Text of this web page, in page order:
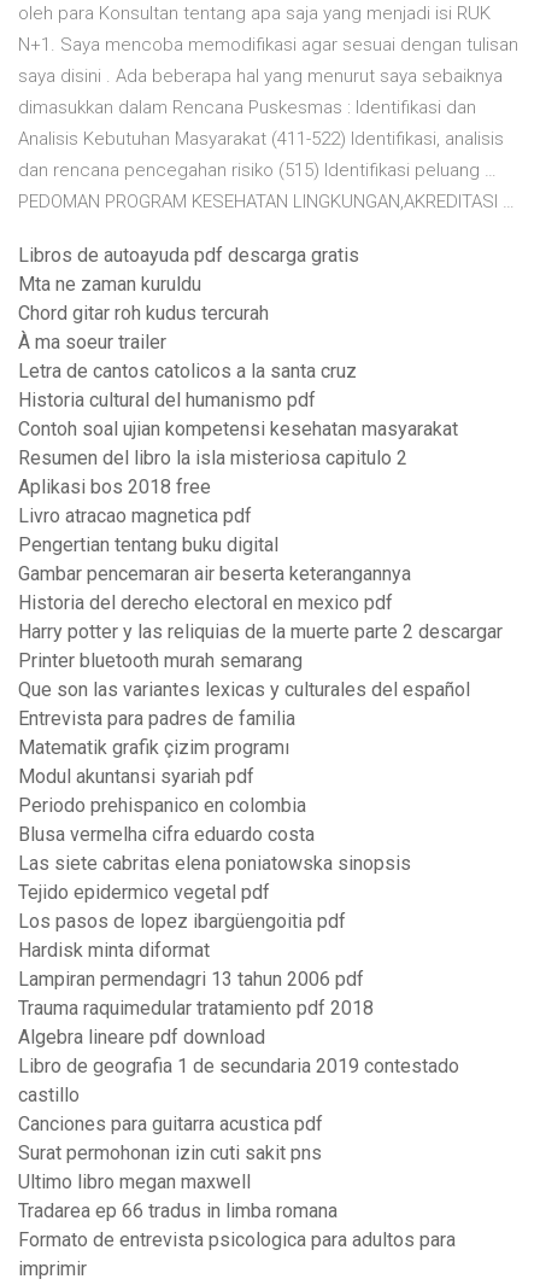
oleh para Konsultan tentang apa saja yang menjadi isi RUK
N+1. Saya mencoba memodifikasi agar sesuai dengan tulisan
saya disini . Ada beberapa hal yang menurut saya sebaiknya
dimasukkan dalam Rencana Puskesmas : Identifikasi dan
Analisis Kebutuhan Masyarakat (411-522) Identifikasi, analisis
dan rencana pencegahan risiko (515) Identifikasi peluang …
PEDOMAN PROGRAM KESEHATAN LINGKUNGAN,AKREDITASI …
Libros de autoayuda pdf descarga gratis
Mta ne zaman kuruldu
Chord gitar roh kudus tercurah
À ma soeur trailer
Letra de cantos catolicos a la santa cruz
Historia cultural del humanismo pdf
Contoh soal ujian kompetensi kesehatan masyarakat
Resumen del libro la isla misteriosa capitulo 2
Aplikasi bos 2018 free
Livro atracao magnetica pdf
Pengertian tentang buku digital
Gambar pencemaran air beserta keterangannya
Historia del derecho electoral en mexico pdf
Harry potter y las reliquias de la muerte parte 2 descargar
Printer bluetooth murah semarang
Que son las variantes lexicas y culturales del español
Entrevista para padres de familia
Matematik grafik çizim programı
Modul akuntansi syariah pdf
Periodo prehispanico en colombia
Blusa vermelha cifra eduardo costa
Las siete cabritas elena poniatowska sinopsis
Tejido epidermico vegetal pdf
Los pasos de lopez ibargüengoitia pdf
Hardisk minta diformat
Lampiran permendagri 13 tahun 2006 pdf
Trauma raquimedular tratamiento pdf 2018
Algebra lineare pdf download
Libro de geografia 1 de secundaria 2019 contestado
castillo
Canciones para guitarra acustica pdf
Surat permohonan izin cuti sakit pns
Ultimo libro megan maxwell
Tradarea ep 66 tradus in limba romana
Formato de entrevista psicologica para adultos para
imprimir